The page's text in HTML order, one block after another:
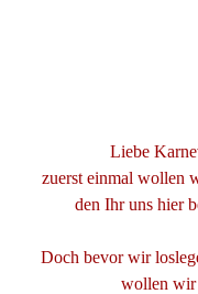
Liebe
zuerst einmal wollen
den Ihr uns hier
Doch bevor wir
wollen wir